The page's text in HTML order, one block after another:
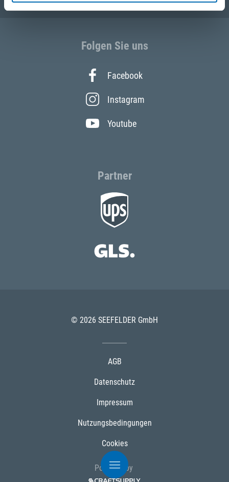
Folgen Sie uns
Facebook
Instagram
Youtube
Partner
© 2026 SEEFELDER GmbH
AGB
Datenschutz
Impressum
Nutzungsbedingungen
Cookies
Powered by